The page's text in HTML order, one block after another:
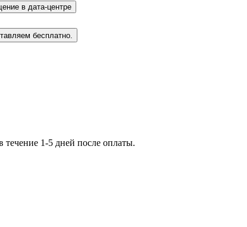
в дата-центре
бесплатно.
1-5 дней после оплаты.